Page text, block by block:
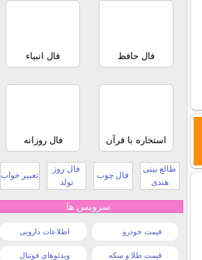
فال حافظ فال انبیاء
استخاره با قرآن فال روزانه
طالع بینی
هندی
فال چوب
فال روز
تولد
تعبیر خواب
سرویس ها
قیمت خودرو اطلاعات دارویی
قیمت طلا و سکه ویدئوهای فوتبال